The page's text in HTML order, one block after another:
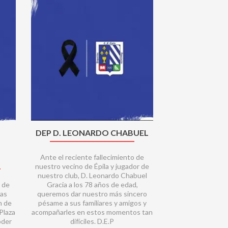
de
de
DEP D. LEONARDO CHABUEL
Ante el reciente fallecimiento de
nuestro vecino de Épila y jugador de
nuestro club, D. Leonardo Chabuel
Gracia a los 78 años de edad,
queremos dar nuestro más sincero
pésame a sus familiares y amigos y
acompañarles en estos momentos tan
difíciles. D.E.P